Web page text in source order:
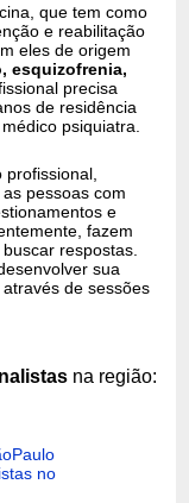
que tem como
e reabilitação
eles de origem
esquizofrenia,
precisa
de residência
psiquiatra.
pessoas com
e
fazem
respostas.
sua
de sessões
na região:
no